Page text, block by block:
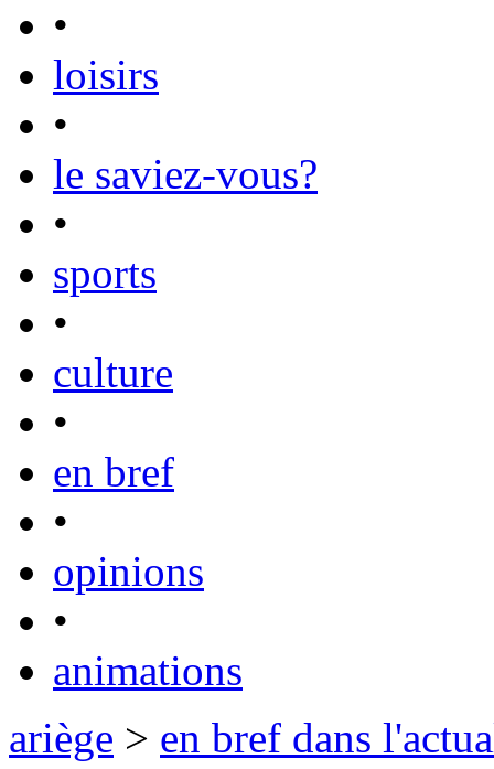
•
loisirs
•
le saviez-vous?
•
sports
•
culture
•
en bref
•
opinions
•
animations
ariège > en bref dans